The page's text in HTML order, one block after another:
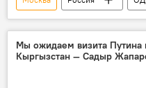
ООН
кризис
Мы ожидаем визита Путина
Кыргызстан — Садыр